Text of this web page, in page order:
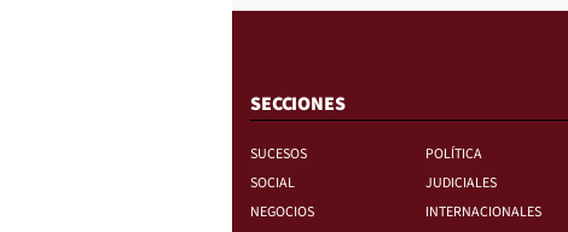
SECCIONES
SUCESOS
POLÍTICA
SOCIAL
JUDICIALES
NEGOCIOS
INTERNACIONALES